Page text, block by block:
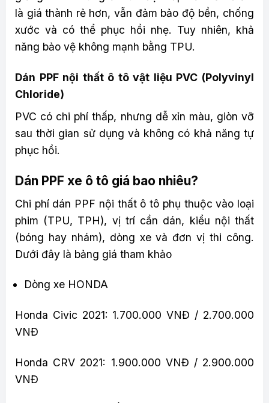
là giá thành rẻ hơn, vẫn đảm bảo độ bền, chống
xước và có thể phục hồi nhẹ. Tuy nhiên, khả
năng bảo vệ không mạnh bằng TPU.
Dán PPF nội thất ô tô vật liệu PVC (Polyvinyl
Chloride)
PVC có chi phí thấp, nhưng dễ xỉn màu, giòn vỡ
sau thời gian sử dụng và không có khả năng tự
phục hồi.
Dán PPF xe ô tô giá bao nhiêu?
Chi phí dán PPF nội thất ô tô phụ thuộc vào loại
phim (TPU, TPH), vị trí cần dán, kiểu nội thất
(bóng hay nhám), dòng xe và đơn vị thi công.
Dưới đây là bảng giá tham khảo
Dòng xe HONDA
Honda Civic 2021: 1.700.000 VNĐ / 2.700.000
VNĐ
Honda CRV 2021: 1.900.000 VNĐ / 2.900.000
VNĐ